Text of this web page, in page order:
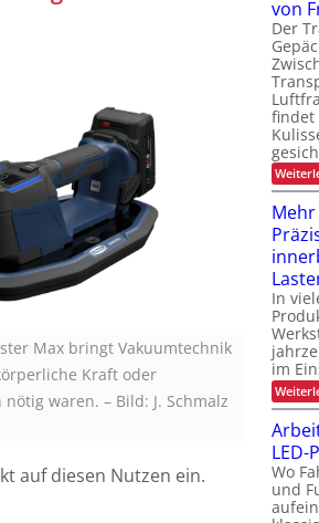
Max bringt Vakuumtechnik
Kraft oder
nötig waren. – Bild: J. Schmalz
auf diesen Nutzen ein.
von
Der
findet
In
im
LED-
Wo
und